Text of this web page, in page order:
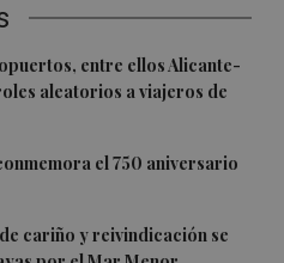
entre ellos Alicante-
aleatorios a viajeros de
el 750 aniversario
cariño y reivindicación se